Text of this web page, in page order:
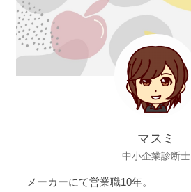
マスミ
中小企業診断士
メーカーにて営業職10年。